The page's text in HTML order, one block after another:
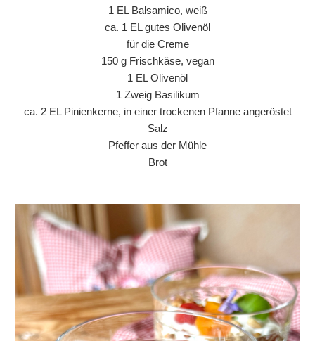
1 EL Balsamico, weiß
ca. 1 EL gutes Olivenöl
für die Creme
150 g Frischkäse, vegan
1 EL Olivenöl
1 Zweig Basilikum
ca. 2 EL Pinienkerne, in einer trockenen Pfanne angeröstet
Salz
Pfeffer aus der Mühle
Brot